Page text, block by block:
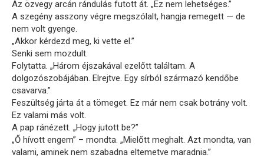
Az özvegy arcán rándulás futott át. „Ez nem lehetséges.”
A szegény asszony végre megszólalt, hangja remegett — de
nem volt gyenge.
„Akkor kérdezd meg, ki vette el.”
Senki sem mozdult.
Folytatta. „Három éjszakával ezelőtt találtam. A
dolgozószobájában. Elrejtve. Egy sírból származó kendőbe
csavarva.”
Feszültség járta át a tömeget. Ez már nem csak botrány volt.
Ez valami más volt.
A pap ránézett. „Hogy jutott be?”
„Ő hívott engem” – mondta. „Mielőtt meghalt. Azt mondta, van
valami, aminek nem szabadna eltemetve maradnia.”